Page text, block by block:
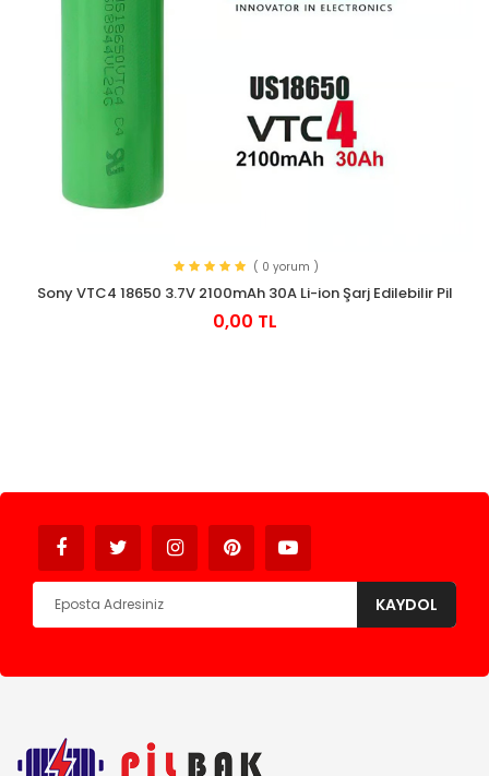
( 0 yorum )
Sony VTC4 18650 3.7V 2100mAh 30A Li-ion Şarj Edilebilir Pil
0,00 TL
KAYDOL